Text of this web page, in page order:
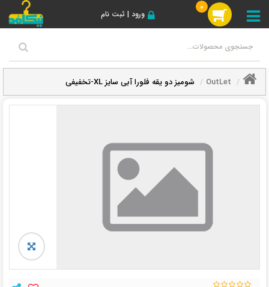
ورود | ثبت نام
0
OutLet شومیز دو یقه فلورا آبی سایز XL-تخفیفی